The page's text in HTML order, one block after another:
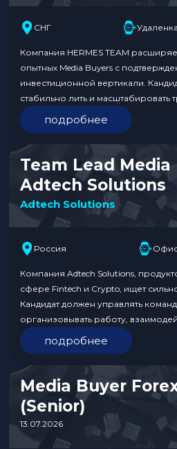
СНГ Удаленка
Компания HERMES TEAM
опытных Media Buyers с
инвестиционной вертикали.
стабильно лить и масштабировать
специфику инвестиционных
опыт работы с СНГ и Африка GEO.
высокий фиксированный оклад,
и развития, конкурентный процент
подробнее
Team Lead
Adtech Solutions
Adtech Solutions
Россия
Компания Adtech Solutions,
сфере Fintech и Crypto, ищет
Кандидат должен управлять
организовывать работу,
отделами и заниматься
Важно иметь опыт работы на
а также экспертизу в вертикали
офис в Нижнем…
подробнее
Media Buyer
(Senior)
13.07.2026